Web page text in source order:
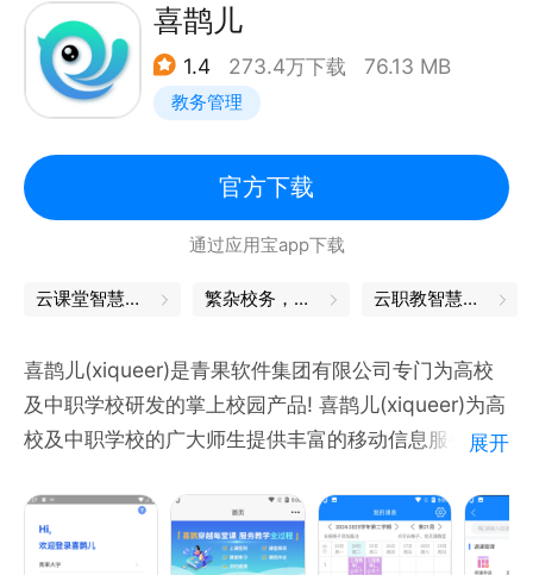
喜鹊儿
1.4 273.4万下载 76.13 MB
教务管理
官方下载
通过应用宝app下载
云课堂智慧职教 繁杂校务，轻松搞定 云职教智慧课堂
喜鹊儿(xiqueer)是青果软件集团有限公司专门为高校
及中职学校研发的掌上校园产品! 喜鹊儿(xiqueer)为高
校及中职学校的广大师生提供丰富的移动信息服务如
刻表、校历查询、随手记、反馈信息、资讯、课表、考
试安排、学业成绩、觅ta、ta的课表、蹭课、空闲教
展开